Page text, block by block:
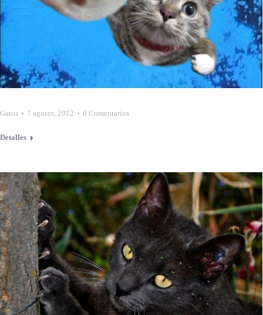
Gatos 7 agosto, 2012 0 Comentarios
Detalles